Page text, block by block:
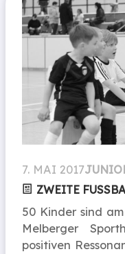
7. MAI 2017
ZWEITE
50 Kinder sind
Melberger
positiven